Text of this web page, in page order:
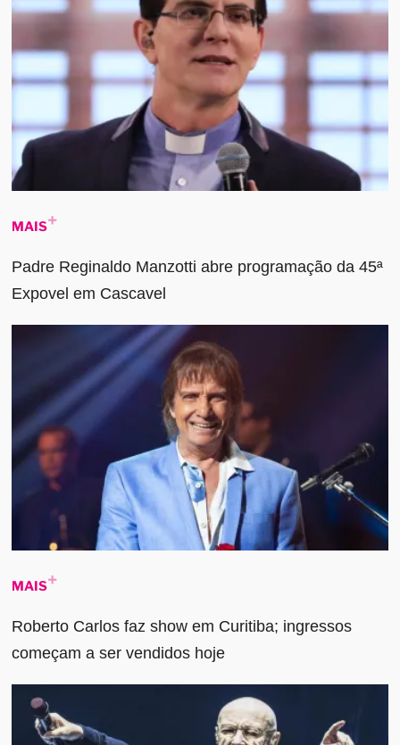
MAIS
Padre Reginaldo Manzotti abre programação da 45ª
Expovel em Cascavel
MAIS
Roberto Carlos faz show em Curitiba; ingressos
começam a ser vendidos hoje